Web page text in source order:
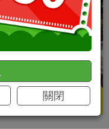
關閉